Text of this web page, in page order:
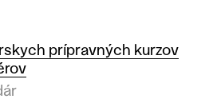
prípravných kurzov